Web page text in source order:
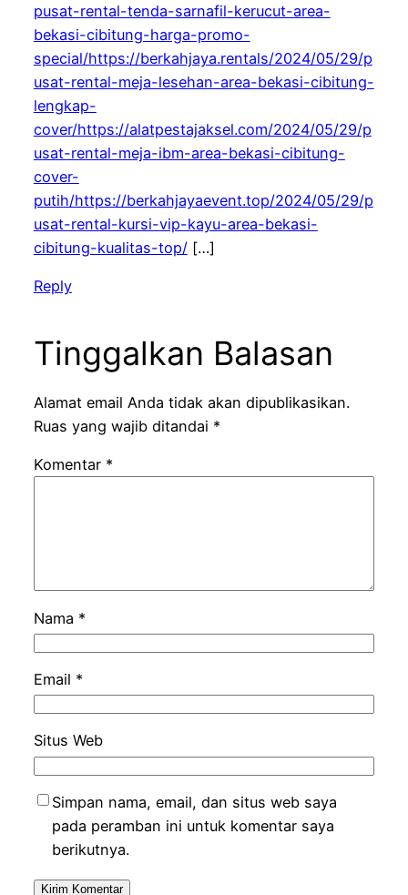
pusat-rental-tenda-sarnafil-kerucut-area-
bekasi-cibitung-harga-promo-
special/https://berkahjaya.rentals/2024/05/29/p
usat-rental-meja-lesehan-area-bekasi-cibitung-
lengkap-
cover/https://alatpestajaksel.com/2024/05/29/p
usat-rental-meja-ibm-area-bekasi-cibitung-
cover-
putih/https://berkahjayaevent.top/2024/05/29/p
usat-rental-kursi-vip-kayu-area-bekasi-
cibitung-kualitas-top/[…]
Reply
Tinggalkan Balasan
Alamat email Anda tidak akan dipublikasikan.
Ruas yang wajib ditandai *
Komentar *
Nama *
Email *
Situs Web
Simpan nama, email, dan situs web saya
pada peramban ini untuk komentar saya
berikutnya.